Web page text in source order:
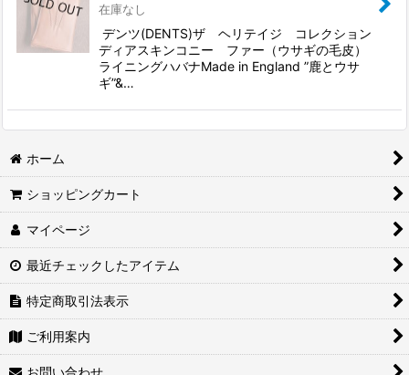
在庫なし
デンツ(DENTS)ザ ヘリテイジ コレクション
ディアスキンコニー ファー（ウサギの毛皮）
ライニングハバナMade in England ”鹿とウサ
ギ”&…
ホーム
ショッピングカート
マイページ
最近チェックしたアイテム
特定商取引法表示
ご利用案内
お問い合わせ